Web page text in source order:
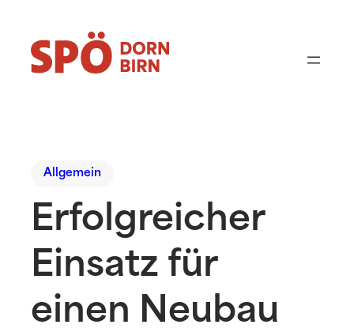
Allgemein
Erfolgreicher
Einsatz für
einen Neubau